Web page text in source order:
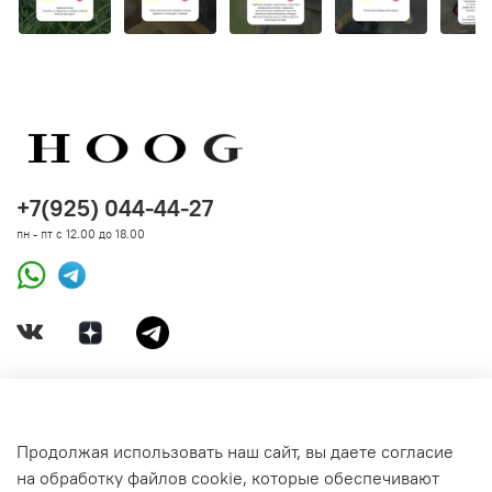
Для небольших собак рекомендуем облегченную
Мягкость:
максимального комфорта.
Прочность:усиленный ошейник выдерживает
нагрузку 180 кг.
профессиональных тренировок.
+7(925) 044-44-27
пн - пт с 12.00 до 18.00
Продолжая использовать наш сайт, вы даете согласие
на обработку файлов cookie, которые обеспечивают